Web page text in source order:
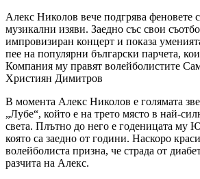
Алекс Николов вече подгрява феновете
музикални изяви. Заедно със свои
импровизиран концерт и показа
пее на популярни български парчета,
Компания му правят волейболистите
Християн Димитров
В момента Алекс Николов е голямата
„Лубе“, който е на трето място в най-
света. Плътно до него е годеницата му
която са заедно от години. Наскоро
волейболиста призна, че страда от
разчита на Алекс.